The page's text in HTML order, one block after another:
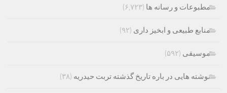
مطبوعات و رسانه ها (۶,۷۲۳)
منابع طبیعی و ابخیز داری (۹۲)
موسیقی (۵۹۲)
نوشته هایی در باره تاریخ گذشته تربت حیدریه (۳۸)